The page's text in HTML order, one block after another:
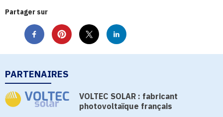
Partager sur
PARTENAIRES
VOLTEC SOLAR : fabricant
photovoltaïque français